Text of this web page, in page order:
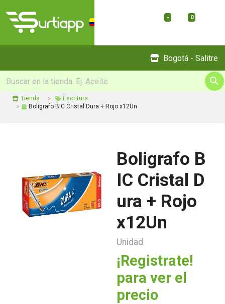
- 0
Bogotá - Salitre
Tienda
Escritura
Boligrafo BIC Cristal Dura + Rojo x12Un
Boligrafo B
IC Cristal D
ura + Rojo
x12Un
Unidad
¡Registrate!
para ver el
precio